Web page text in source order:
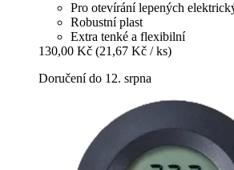
Pro otevírání lepených
Robustní plast
Extra tenké a flexibilní
130,00 Kč (21,67 Kč / ks)
Doručení do 12. srpna